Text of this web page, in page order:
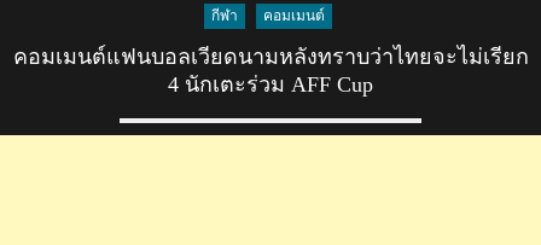
หลัก
Cup
กีฬา คอมเมนต์
คอมเมนต์แฟนบอลเวียดนามหลังทราบว่าไทยจะไม่เรียก
4 นักเตะร่วม AFF Cup